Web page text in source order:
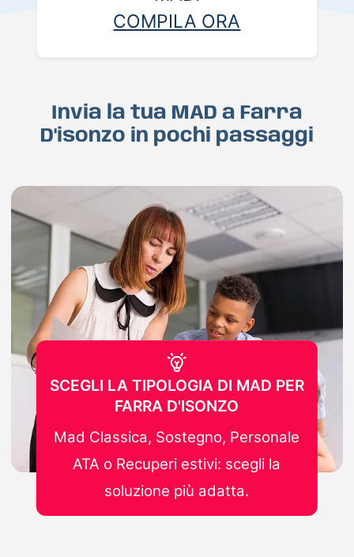
COMPILA ORA
Invia la tua MAD a Farra
D'isonzo in pochi passaggi
SCEGLI LA TIPOLOGIA DI MAD PER
FARRA D'ISONZO
Mad Classica, Sostegno, Personale
ATA o Recuperi estivi: scegli la
soluzione più adatta.